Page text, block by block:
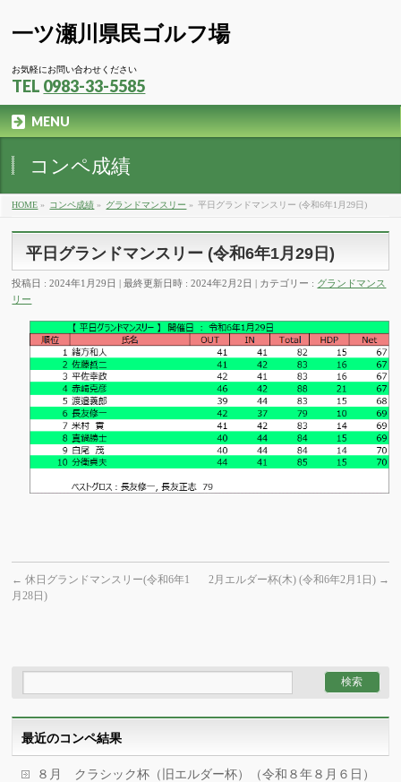
一ツ瀬川県民ゴルフ場
お気軽にお問い合わせください
TEL 0983-33-5585
MENU
コンペ成績
HOME » コンペ成績 » グランドマンスリー » 平日グランドマンスリー (令和6年1月29日)
平日グランドマンスリー (令和6年1月29日)
投稿日 : 2024年1月29日 最終更新日時 : 2024年2月2日 カテゴリー : グランドマンス
リー
← 休日グランドマンスリー(令和6年1
月28日)
2月エルダー杯(木) (令和6年2月1日) →
最近のコンペ結果
８月 クラシック杯（旧エルダー杯）（令和８年８月６日）